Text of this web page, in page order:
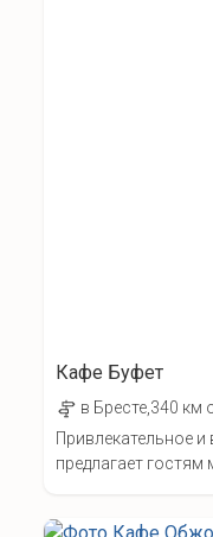
Кафе Буфет
в Бресте,340 км
Привлекательное
предлагает гостям